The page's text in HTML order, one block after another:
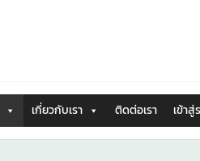
เกี่ยวกับเรา ติดต่อเรา เข้าสู่